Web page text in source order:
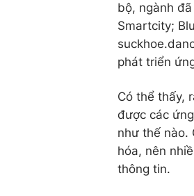
bộ, ngành
Smartcity;
phát triển
Có thể thấy,
được các
như thế nào.
hóa, nên
thông tin.